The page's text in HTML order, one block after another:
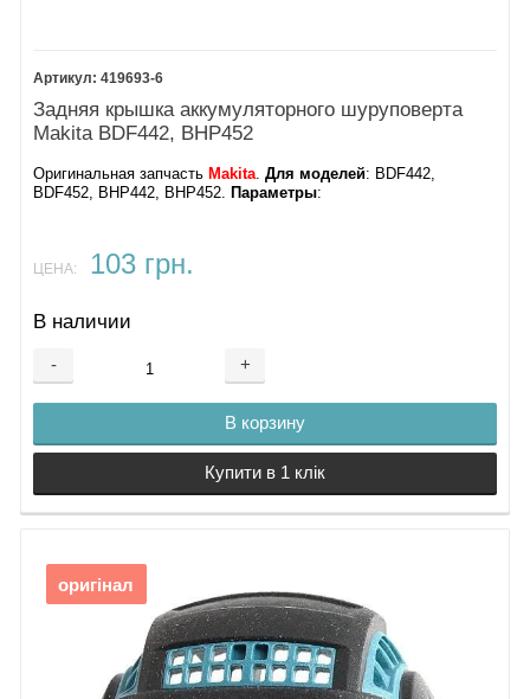
419693-6
Задняя крышка аккумуляторного шуруповерта
Makita BDF442, BHP452
Оригинальная запчасть Makita .Для моделей: BDF442,
BDF452, BHP442, BHP452.
Параметры:
ЦЕНА: 103 грн.
В наличии
- +
В корзину
Купити в 1 клік
оригінал